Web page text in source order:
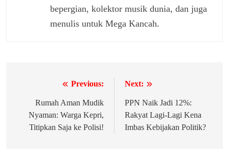
bepergian, kolektor musik dunia, dan juga
menulis untuk Mega Kancah.
Previous:
Rumah Aman Mudik
Nyaman: Warga Kepri,
Titipkan Saja ke Polisi!
Next:
PPN Naik Jadi 12%:
Rakyat Lagi-Lagi Kena
Imbas Kebijakan Politik?